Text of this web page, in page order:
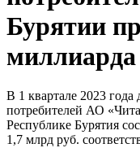
Бурятии
миллиарда
В 1 квартале 2023 года
потребителей АО
Республике Бурятия
1,7 млрд руб.